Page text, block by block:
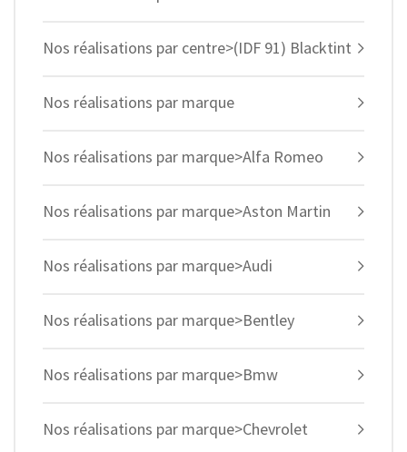
Nos réalisations par centre>(IDF 91) Blacktint
Nos réalisations par marque
Nos réalisations par marque>Alfa Romeo
Nos réalisations par marque>Aston Martin
Nos réalisations par marque>Audi
Nos réalisations par marque>Bentley
Nos réalisations par marque>Bmw
Nos réalisations par marque>Chevrolet